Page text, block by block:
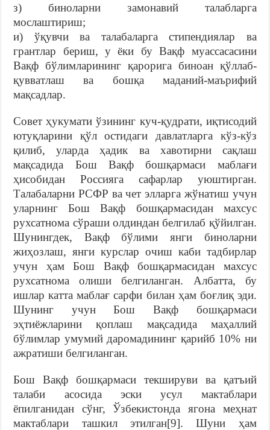
з) биноларни замонавий талабларга
мослаштириш;
и) ўқувчи ва талабаларга стипендиялар ва
грантлар бериш, у ёки бу Вақф муассасасини
Вақф бўлимларининг қарорига биноан қўллаб-
қувватлаш ва бошқа маданий-маърифий
мақсадлар.
Совет ҳукумати ўзининг куч-қудрати, иқтисодий
ютуқларини қўл остидаги давлатларга кўз-кўз
қилиб, уларда ҳадик ва хавотирни сақлаш
мақсадида Бош Вақф бошқармаси маблағи
ҳисобидан Россияга сафарлар уюштирган.
Талабаларни РСФР ва чет элларга жўнатиш учун
уларнинг Бош Вақф бошқармасидан махсус
рухсатнома сўраши олдиндан белгилаб қўйилган.
Шунингдек, Вақф бўлими янги биноларни
жиҳозлаш, янги курслар очиш каби тадбирлар
учун ҳам Бош Вақф бошқармасидан махсус
рухсатнома олиши белгиланган. Албатта, бу
ишлар катта маблағ сарфи билан ҳам боғлиқ эди.
Шунинг учун Бош Вақф бошқармаси
эҳтиёжларини қоплаш мақсадида маҳаллий
бўлимлар умумий даромадининг қарийб 10% ни
ажратиши белгиланган.
Бош Вақф бошқармаси текшируви ва қатъий
талаби асосида эски усул мактаблари
ёпилганидан сўнг, Ўзбекистонда ягона меҳнат
мактаблари ташкил этилган[9]. Шуни ҳам